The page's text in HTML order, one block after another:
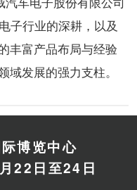
子行业的深耕，以及
丰富产品布局与经验
发展的强力支柱。
博览中心
22日至24日